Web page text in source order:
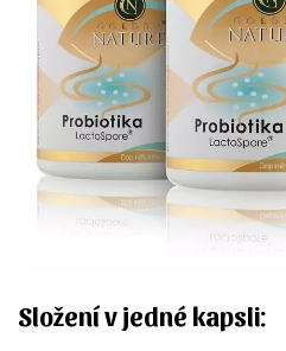
Složení v jedné kapsli: